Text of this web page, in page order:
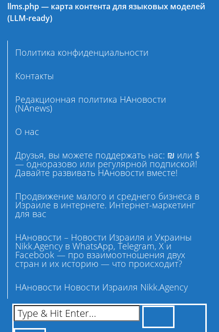
llms.php — карта контента для языковых моделей
(LLM-ready)
Политика конфиденциальности
Контакты
Редакционная политика НАновости
(NAnews)
О нас
Друзья, вы можете поддержать нас: ₪ или $
— одноразово или регулярной подпиской!
Давайте развивать НАновости вместе!
Продвижение малого и среднего бизнеса в
Израиле в интернете. Интернет-маркетинг
для вас
НАновости – Новости Израиля и Украины
Nikk.Agency в WhatsApp, Telegram, X и
Facebook — про взаимоотношения двух
стран и их историю — что происходит?
НАновости Новости Израиля Nikk.Agency